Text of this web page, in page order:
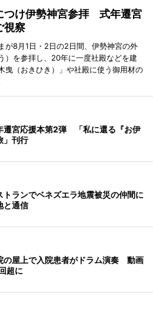
つけ伊勢神宮参拝 式年遷宮
視察
が8月1日・2日の2日間、伊勢神宮の外
）を参拝し、20年に一度社殿などを建
曳（おきひき）」や社殿に使う御用材の
遷宮応援本第2弾 「私に還る『お伊
」刊行
トランでベネズエラ地震被災の仲間に
通信
の屋上で入院患者がドラム演奏 動画
超に